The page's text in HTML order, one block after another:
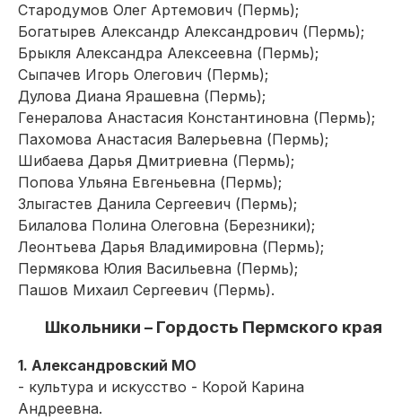
Стародумов Олег Артемович (Пермь);
Богатырев Александр Александрович (Пермь);
Брыкля Александра Алексеевна (Пермь);
Сыпачев Игорь Олегович (Пермь);
Дулова Диана Ярашевна (Пермь);
Генералова Анастасия Константиновна (Пермь);
Пахомова Анастасия Валерьевна (Пермь);
Шибаева Дарья Дмитриевна (Пермь);
Попова Ульяна Евгеньевна (Пермь);
Злыгастев Данила Сергеевич (Пермь);
Билалова Полина Олеговна (Березники);
Леонтьева Дарья Владимировна (Пермь);
Пермякова Юлия Васильевна (Пермь);
Пашов Михаил Сергеевич (Пермь).
Школьники – Гордость Пермского края
1. Александровский МО
- культура и искусство - Корой Карина
Андреевна.